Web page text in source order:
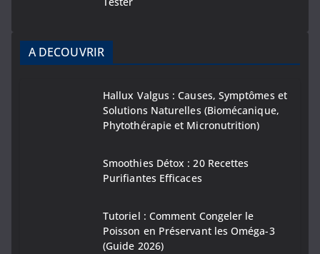
A DECOUVRIR
Hallux Valgus : Causes, Symptômes et
Solutions Naturelles (Biomécanique,
Phytothérapie et Micronutrition)
Smoothies Détox : 20 Recettes
Purifiantes Efficaces
Tutoriel : Comment Congeler le
Poisson en Préservant les Oméga-3
(Guide 2026)